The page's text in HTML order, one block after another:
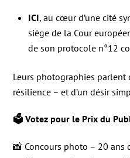
ICI, au cœur d’une cité
siège de la Cour
de son protocole n°12
Leurs photographies parlent
résilience – et d’un désir
🗳 Votez pour le Prix du
📸 Concours photo – 20 ans